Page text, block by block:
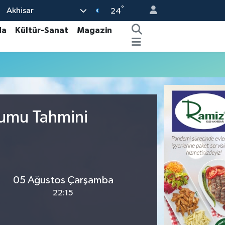
Akhisar 24°
Kültür-Sanat
Magazin
Tahmini
05 Ağustos Çarşamba
22:15